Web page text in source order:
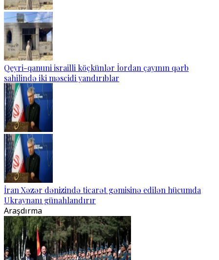
Qeyri-qanuni israilli köçkünlər İordan çayının qərb
sahilində iki məscidi yandırıblar
İran Xəzər dənizində ticarət gəmisinə edilən hücumda
Ukraynanı günahlandırır
Araşdırma